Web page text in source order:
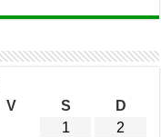
V S
D
1
2